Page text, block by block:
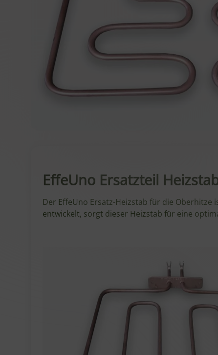
EffeUno Ersatzteil
Der EffeUno Ersatz-Heizstab für die Oberhitze
entwickelt, sorgt dieser Heizstab für eine